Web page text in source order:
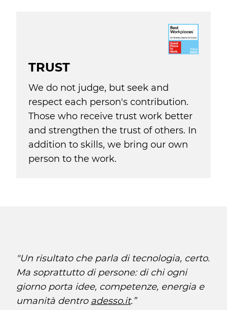
TRUST
We do not judge, but seek and
respect each person's contribution.
Those who receive trust work better
and strengthen the trust of others. In
addition to skills, we bring our own
person to the work.
"Un risultato che parla di tecnologia, certo.
Ma soprattutto di persone: di chi ogni
giorno porta idee, competenze, energia e
umanità dentro adesso.it.”